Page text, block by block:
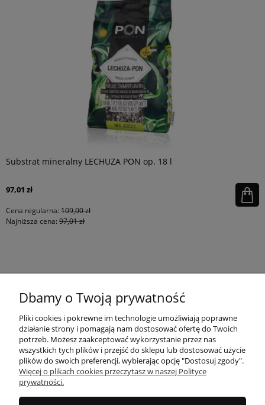
Substrat mineralny LECHUZA PON op. 18 l
97,01 zł
Cena regularna: 109,00 zł
Najniższa cena: 97,01 zł
MOJE KONTO
PŁATNOŚCI I DOSTAWA
INFORMACJE
Dbamy o Twoją prywatność
Pliki cookies i pokrewne im technologie umożliwiają poprawne
działanie strony i pomagają nam dostosować ofertę do Twoich
potrzeb. Możesz zaakceptować wykorzystanie przez nas
wszystkich tych plików i przejść do sklepu lub dostosować użycie
plików do swoich preferencji, wybierając opcję "Dostosuj zgody".
Więcej o plikach cookies przeczytasz w naszej Polityce
prywatności.